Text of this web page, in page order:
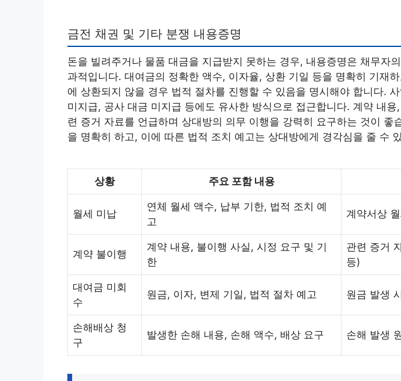
금전 채권 및 기타 분쟁 내용증명
돈을 빌려주거나 물품 대금을 지급받지 못하는 경우, 내용증명은 채무자
과적입니다. 대여금의 정확한 액수, 이자율, 상환 기일 등을 명확히 기재
에 상환되지 않을 경우 법적 절차를 진행할 수 있음을 명시해야 합니다.
미지급, 공사 대금 미지급 등에도 유사한 방식으로 접근합니다. 계약 내
련 증거 자료를 언급하며 상대방의 의무 이행을 강력히 요구하는 것이 좋
을 명확히 하고, 이에 따른 법적 조치 예고는 상대방에게 경각심을 줄 수
상황 주요 포함 내용
월세 미납
연체 월세 액수, 납부 기한, 법적 조치 예
고
계약서상
계약 불이행
계약 내용, 불이행 사실, 시정 요구 및 기
한
관련 증거
등)
대여금 미회
수
원금, 이자, 변제 기일, 법적 절차 예고 원금 발생
손해배상 청
구
발생한 손해 내용, 손해 액수, 배상 요구 손해 발생